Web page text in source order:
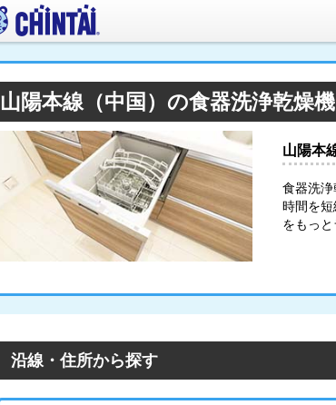
山陽本線（中国）の食器洗浄乾燥
山陽本
食器洗
時間を
をもっ
沿線・住所から探す